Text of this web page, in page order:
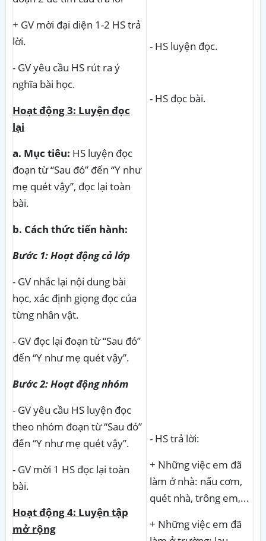
+ GV mời đại diện 1-2 HS trả
lời.
- GV yêu cầu HS rút ra ý
nghĩa bài học.
Hoạt động 3: Luyện đọc
lại
a. Mục tiêu: HS luyện đọc
đoạn từ “Sau đó” đến “Y như
mẹ quét vậy”, đọc lại toàn
bài.
b. Cách thức tiến hành:
Bước 1: Hoạt động cả lớp
- GV nhắc lại nội dung bài
học, xác định giọng đọc của
từng nhân vật.
- GV đọc lại đoạn từ “Sau đó”
đến “Y như mẹ quét vậy”.
Bước 2: Hoạt động nhóm
- GV yêu cầu HS luyện đọc
theo nhóm đoạn từ “Sau đó”
đến “Y như mẹ quét vậy”.
- GV mời 1 HS đọc lại toàn
bài.
Hoạt động 4: Luyện tập
mở rộng
- HS luyện đọc.
- HS đọc bài.
- HS trả lời:
+ Những việc em đã
làm ở nhà: nấu cơm,
quét nhà, trông em,...
+ Những việc em đã